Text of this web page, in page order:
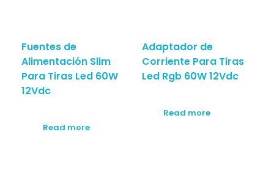
Fuentes de
Alimentación Slim
Para Tiras Led 60W
12Vdc
Read more
Adaptador de
Corriente Para Tiras
Led Rgb 60W 12Vdc
Read more